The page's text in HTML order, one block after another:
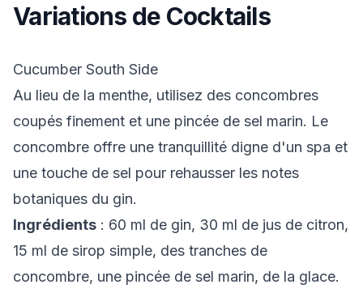
Variations de Cocktails
Cucumber South Side
Au lieu de la menthe, utilisez des concombres
coupés finement et une pincée de sel marin. Le
concombre offre une tranquillité digne d'un spa et
une touche de sel pour rehausser les notes
botaniques du gin.
Ingrédients : 60 ml de gin, 30 ml de jus de citron,
15 ml de sirop simple, des tranches de
concombre, une pincée de sel marin, de la glace.